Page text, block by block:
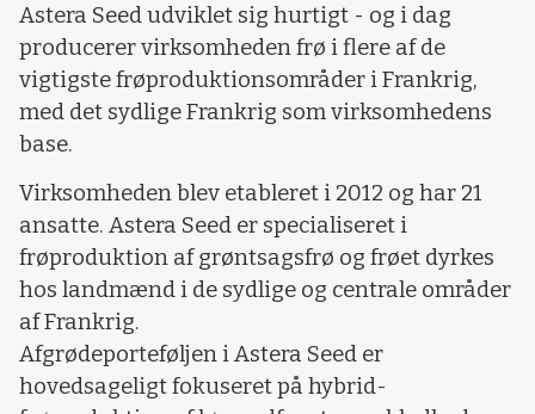
Astera Seed udviklet sig hurtigt - og i dag
producerer virksomheden frø i flere af de
vigtigste frøproduktionsområder i Frankrig,
med det sydlige Frankrig som virksomhedens
base.
Virksomheden blev etableret i 2012 og har 21
ansatte. Astera Seed er specialiseret i
frøproduktion af grøntsagsfrø og frøet dyrkes
hos landmænd i de sydlige og centrale områder
af Frankrig.
Afgrødeporteføljen i Astera Seed er
hovedsageligt fokuseret på hybrid-